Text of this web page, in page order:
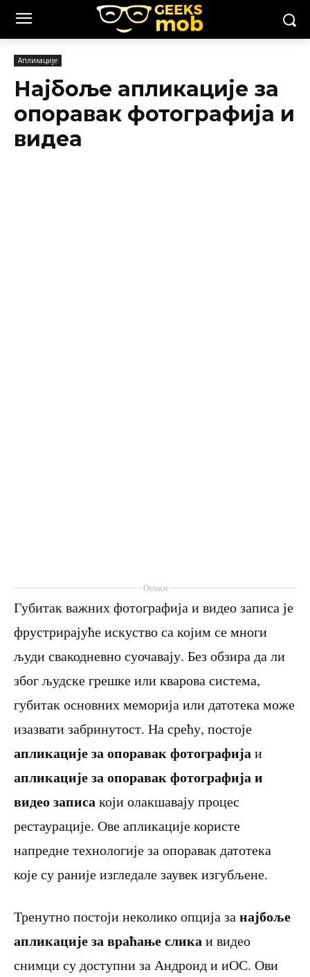
Апликације
Најбоље апликације за
опоравак фотографија и
видеа
Огласи
Губитак важних фотографија и видео записа је
фрустрирајуће искуство са којим се многи
људи свакодневно суочавају. Без обзира да ли
због људске грешке или кварова система,
губитак основних меморија или датотека може
изазвати забринутост. На срећу, постоје
апликације за опоравак фотографијаи
апликације за опоравак фотографија и
видео записакоји олакшавају процес
рестаурације. Ове апликације користе
напредне технологије за опоравак датотека
које су раније изгледале заувек изгубљене.
Тренутно постоји неколико опција занајбоље
апликације за враћање сликаи видео
снимци су доступни за Андроид и иОС. Ови